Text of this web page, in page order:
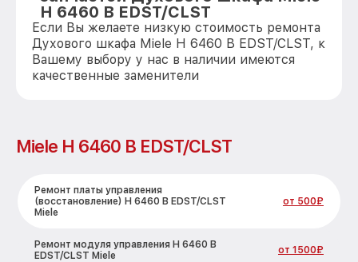
H 6460 B EDST/CLST
Если Вы желаете низкую стоимость ремонта
Духового шкафа Miele H 6460 B EDST/CLST, к
Вашему выбору у нас в наличии имеются
качественные заменители
Miele H 6460 B EDST/CLST
Ремонт платы управления
(восстановление) H 6460 B EDST/CLST
Miele
от 500₽
Ремонт модуля управления H 6460 B
EDST/CLST Miele
от 1500₽